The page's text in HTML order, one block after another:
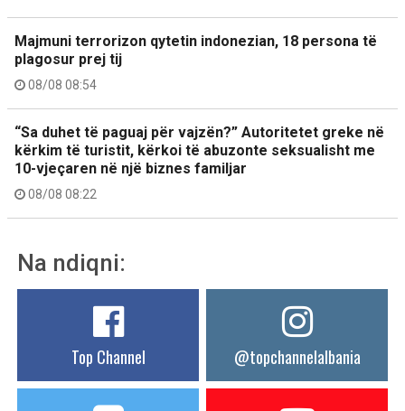
Majmuni terrorizon qytetin indonezian, 18 persona të
plagosur prej tij
08/08 08:54
“Sa duhet të paguaj për vajzën?” Autoritetet greke në
kërkim të turistit, kërkoi të abuzonte seksualisht me
10-vjeçaren në një biznes familjar
08/08 08:22
Na ndiqni:
Top Channel @topchannelalbania